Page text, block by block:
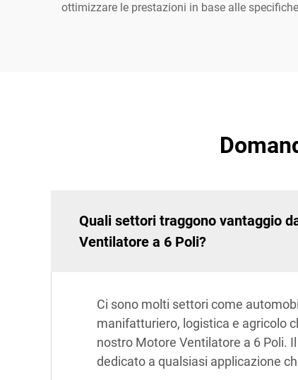
ottimizzare le prestazioni in base alle
Quali settori traggono vantaggio
Ventilatore a 6 Poli?
Ci sono molti settori come
manifatturiero, logistica e agricolo
nostro Motore Ventilatore a 6 Poli.
dedicato a qualsiasi applicazione